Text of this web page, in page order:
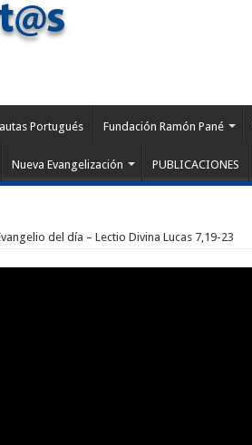
Portugués Fundación Ramón Pané
Nueva Evangelización PUBLICACIONES
del día – Lectio Divina Lucas 7,19-23